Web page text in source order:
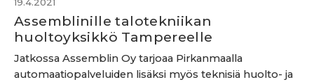
Assemblinille talotekniikan
huoltoyksikkö Tampereelle
Jatkossa Assemblin Oy tarjoaa Pirkanmaalla
automaatiopalveluiden lisäksi myös teknisiä huolto- ja